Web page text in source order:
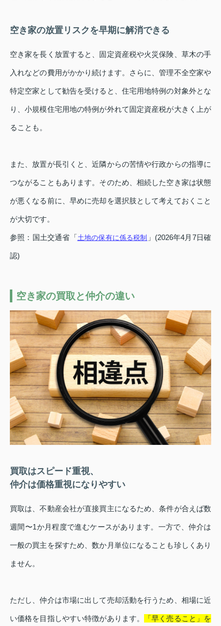
空き家の放置リスクを早期に解消できる
空き家を長く放置すると、固定資産税や火災保険、草木の手
入れなどの費用がかかり続けます。さらに、管理不全空家や
特定空家として勧告を受けると、住宅用地特例の対象外とな
り、小規模住宅用地の特例が外れて固定資産税が大きく上が
ることも。
また、放置が長引くと、近隣からの苦情や行政からの指導に
つながることもあります。そのため、相続した空き家は状態
が悪くなる前に、早めに売却を選択肢として考えておくこと
が大切です。
参照：国土交通省「土地の保有に係る税制 」(2026年4月7日確
認)
空き家の買取と仲介の違い
買取はスピード重視、
仲介は価格重視になりやすい
買取は、不動産会社が直接買主になるため、条件が合えば数
週間〜1か月程度で進むケースがあります。一方で、仲介は
一般の買主を探すため、数か月単位になることも珍しくあり
ません。
ただし、仲介は市場に出して売却活動を行うため、相場に近
い価格を目指しやすい特徴があります。 「早く売ること」を